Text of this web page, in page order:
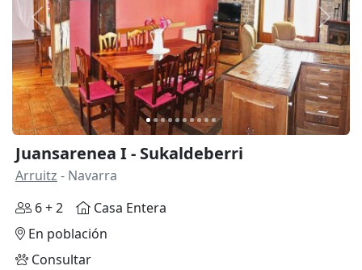
Anterior
Juansarenea I - Sukaldeberri
Arruitz - Navarra
6 + 2
Casa Entera
En población
Consultar